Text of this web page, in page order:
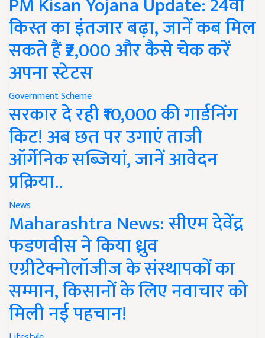
किस्त का इंतजार बढ़ा, जानें कब मिल
सकते हैं ₹2,000 और कैसे चेक करें
अपना स्टेटस
Government Scheme
सरकार दे रही ₹10,000 की गार्डनिंग
किट! अब छत पर उगाएं ताजी
ऑर्गेनिक सब्जियां, जानें आवेदन
प्रक्रिया..
News
Maharashtra News: सीएम देवेंद्र
फडणवीस ने किया ध्रुव
एग्रीटेक्नोलॉजीज के संस्थापकों का
सम्मान, किसानों के लिए नवाचार को
मिली नई पहचान!